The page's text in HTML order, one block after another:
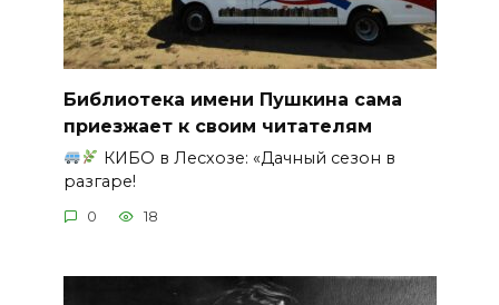
Библиотека имени Пушкина сама
приезжает к своим читателям
КИБО в Лесхозе: «Дачный сезон в
разгаре!
0 18